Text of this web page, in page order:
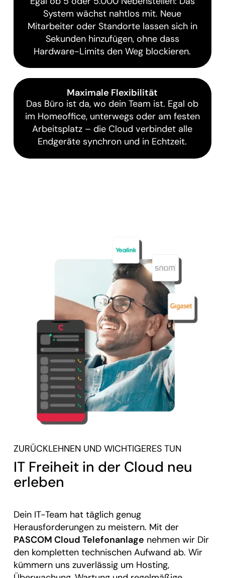
System wächst nahtlos mit. Neue
Mitarbeiter oder Standorte lassen sich in
Sekunden hinzufügen, ohne dass
Hardware-Limits den Weg blockieren.
Maximale Flexibilität
Das Büro ist da, wo dein Team ist. Egal ob
im Homeoffice, unterwegs oder am festen
Arbeitsplatz – die Cloud verbindet alle
Endgeräte synchron und in Echtzeit.
ZURÜCKLEHNEN UND WICHTIGERES TUN
IT Freiheit in der Cloud neu
erleben
Dein IT-Team hat täglich genug
Herausforderungen zu meistern. Mit der
PASCOM Cloud Telefonanlage nehmen wir Dir
den kompletten technischen Aufwand ab. Wir
kümmern uns zuverlässig um Hosting,